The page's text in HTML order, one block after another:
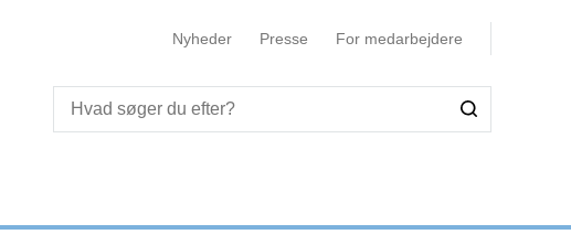
Nyheder Presse For medarbejdere